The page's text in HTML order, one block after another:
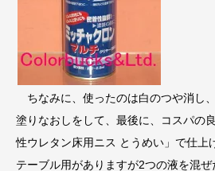
ちなみに、使ったのは白のつや消し
塗りなおしをして、最後に、コスパの
性ウレタン床用ニス とうめい」で仕上
テーブル用がありますが2つの液を混